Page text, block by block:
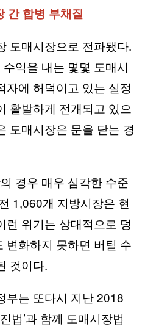
간 합병 부채질
도매시장으로 전파됐다.
익을 내는 몇몇 도매시
자에 허덕이고 있는 실정
활발하게 전개되고 있으
도매시장은 문을 닫는 경
경우 매우 심각한 수준
1,060개 지방시장은 현
위기는 상대적으로 덩
변화하지 못하면 버틸 수
것이다.
부는 또다시 지난 2018
법’과 함께 도매시장법